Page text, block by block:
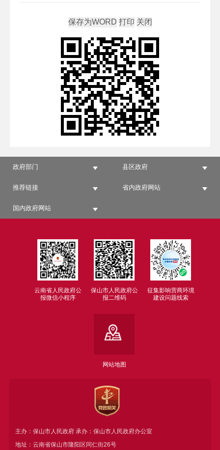
政府部门 县区政府
推荐链接 省内政府网站
国内政府网站
云南省人民政府公
报微信小程序
保山市人民政府公
报二维码
征集影响营商环境
建设问题线索
网站地图
主办：保山市人民政府 承办：保山市人民政府办公室
地址：云南省保山市隆阳区同仁街26号